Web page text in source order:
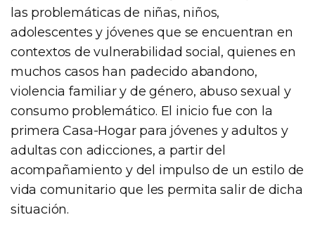
las problemáticas de niñas, niños,
adolescentes y jóvenes que se encuentran en
contextos de vulnerabilidad social, quienes en
muchos casos han padecido abandono,
violencia familiar y de género, abuso sexual y
consumo problemático. El inicio fue con la
primera Casa-Hogar para jóvenes y adultos y
adultas con adicciones, a partir del
acompañamiento y del impulso de un estilo de
vida comunitario que les permita salir de dicha
situación.